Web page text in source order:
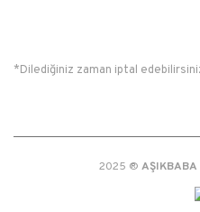
*Dilediğiniz zaman iptal
2025 ® AŞIKBABA